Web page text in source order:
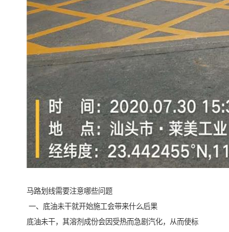
马路划线需要注意哪些问题
一、底油未干就开始施工会带来什么后果
底油未干，其溶剂成份会因受热而急剧汽化，从而使标